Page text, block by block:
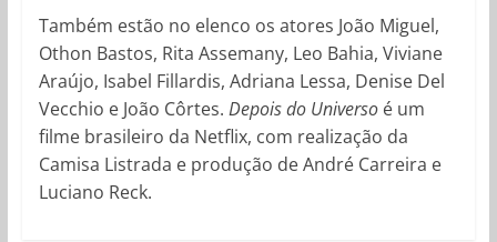
Também estão no elenco os atores João Miguel,
Othon Bastos, Rita Assemany, Leo Bahia, Viviane
Araújo, Isabel Fillardis, Adriana Lessa, Denise Del
Vecchio e João Côrtes. Depois do Universoé um
filme brasileiro da Netflix, com realização da
Camisa Listrada e produção de André Carreira e
Luciano Reck.